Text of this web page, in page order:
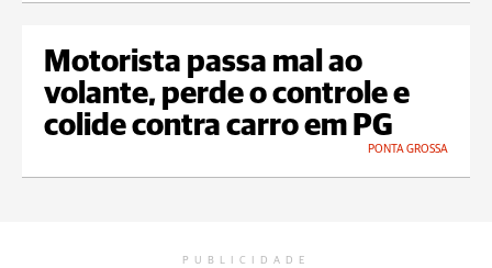
Motorista passa mal ao
volante, perde o controle e
colide contra carro em PG
PONTA GROSSA
PUBLICIDADE